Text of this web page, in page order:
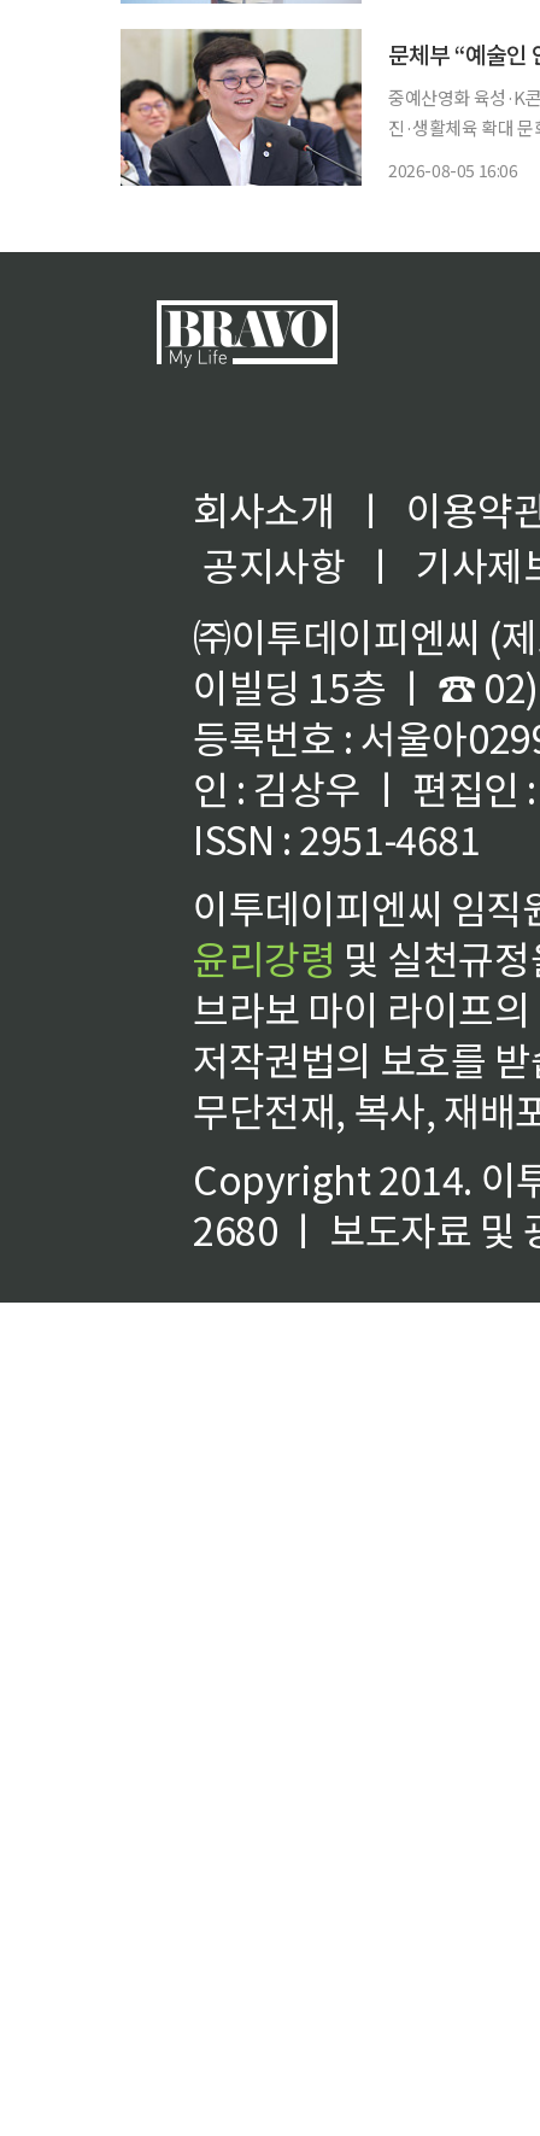
중예산영화 육성·K
진·생활체육 확대 문화체육관광부가 예술인 사회안전망 확충과 기초예술 육성, K컬처 산업
2026-08-05 16:06
회사소개 ㅣ
이용약
공지사항
ㅣ
기사제
㈜이투데이피엔씨 (
이빌딩 15층 ㅣ ☎
등록번호 : 서울아
인 : 김상우 ㅣ 편집인
ISSN : 2951-4681
이투데이피엔씨 임
윤리강령 및 실천규
브라보 마이 라이프
저작권법의 보호를
무단전재, 복사, 재배
Copyright 2014. 이
2680 ㅣ 보도자료